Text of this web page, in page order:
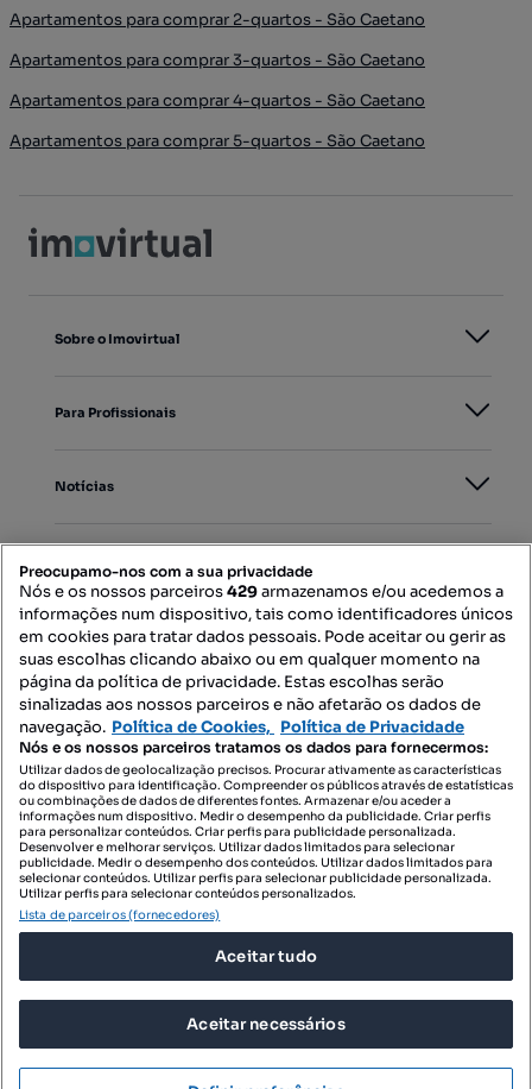
Apartamentos para comprar 2-quartos - São Caetano
Apartamentos para comprar 3-quartos - São Caetano
Apartamentos para comprar 4-quartos - São Caetano
Apartamentos para comprar 5-quartos - São Caetano
Sobre o Imovirtual
Para Profissionais
Notícias
Mapa do Site
Contacte-nos
SIGA-NOS:
DESCARREGAR NA:
© 2026 Imovirtual.com, OLX Portugal, S.A.
TERMOS DE UTILIZAÇÃO
Preocupamo-nos com a sua privacidade
Nós e os nossos parceiros429armazenamos e/ou acedemos a
informações num dispositivo, tais como identificadores únicos
em cookies para tratar dados pessoais. Pode aceitar ou gerir as
suas escolhas clicando abaixo ou em qualquer momento na
página da política de privacidade. Estas escolhas serão
sinalizadas aos nossos parceiros e não afetarão os dados de
navegação. Política de Cookies, Política de Privacidade
Nós e os nossos parceiros tratamos os dados para fornecermos:
Utilizar dados de geolocalização precisos. Procurar ativamente as características
do dispositivo para identificação. Compreender os públicos através de estatísticas
ou combinações de dados de diferentes fontes. Armazenar e/ou aceder a
informações num dispositivo. Medir o desempenho da publicidade. Criar perfis
para personalizar conteúdos. Criar perfis para publicidade personalizada.
Desenvolver e melhorar serviços. Utilizar dados limitados para selecionar
publicidade. Medir o desempenho dos conteúdos. Utilizar dados limitados para
selecionar conteúdos. Utilizar perfis para selecionar publicidade personalizada.
Utilizar perfis para selecionar conteúdos personalizados.
Lista de parceiros (fornecedores)
Aceitar tudo
Aceitar necessários